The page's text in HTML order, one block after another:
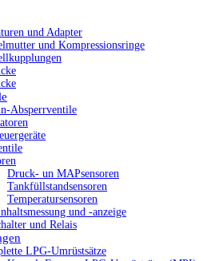
und Adapter
und Kompressionsringe
Absperrventile
Druck- un MAPsensoren
Tankfüllstandsensoren
Temperatursensoren
und -anzeige
und Relais
LPG-Umrüstsätze